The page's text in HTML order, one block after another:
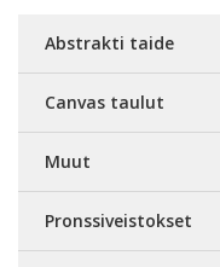
Abstrakti taide
Canvas taulut
Muut
Pronssiveistokset